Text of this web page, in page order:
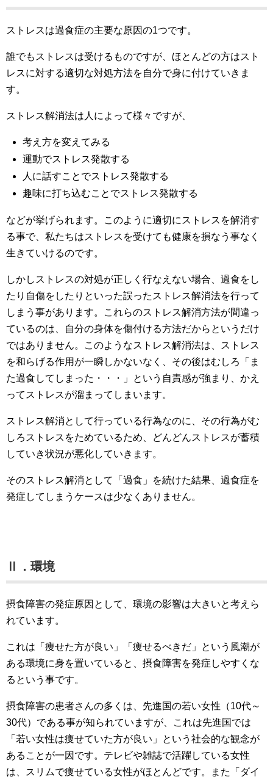
ストレスは過食症の主要な原因の1つです。
誰でもストレスは受けるものですが、ほとんどの方はスト
レスに対する適切な対処方法を自分で身に付けていきま
す。
ストレス解消法は人によって様々ですが、
考え方を変えてみる
運動でストレス発散する
人に話すことでストレス発散する
趣味に打ち込むことでストレス発散する
などが挙げられます。このように適切にストレスを解消す
る事で、私たちはストレスを受けても健康を損なう事なく
生きていけるのです。
しかしストレスの対処が正しく行なえない場合、過食をし
たり自傷をしたりといった誤ったストレス解消法を行って
しまう事があります。これらのストレス解消方法が間違っ
ているのは、自分の身体を傷付ける方法だからというだけ
ではありません。このようなストレス解消法は、ストレス
を和らげる作用が一瞬しかないなく、その後はむしろ「ま
た過食してしまった・・・」という自責感が強まり、かえ
ってストレスが溜まってしまいます。
ストレス解消として行っている行為なのに、その行為がむ
しろストレスをためているため、どんどんストレスが蓄積
していき状況が悪化していきます。
そのストレス解消として「過食」を続けた結果、過食症を
発症してしまうケースは少なくありません。
Ⅱ．環境
摂食障害の発症原因として、環境の影響は大きいと考えら
れています。
これは「痩せた方が良い」「痩せるべきだ」という風潮が
ある環境に身を置いていると、摂食障害を発症しやすくな
るという事です。
摂食障害の患者さんの多くは、先進国の若い女性（10代～
30代）である事が知られていますが、これは先進国では
「若い女性は痩せていた方が良い」という社会的な観念が
あることが一因です。テレビや雑誌で活躍している女性
は、スリムで痩せている女性がほとんどです。また「ダイ